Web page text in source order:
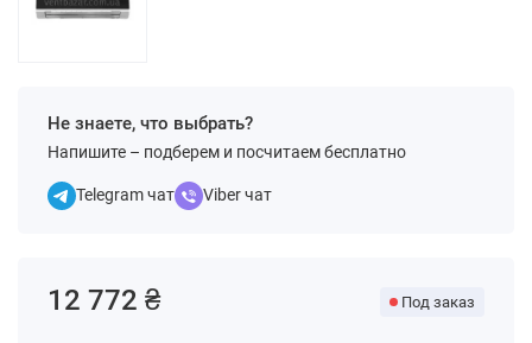
Не знаете, что выбрать?
Напишите – подберем и посчитаем бесплатно
Telegram чат Viber чат
12 772 ₴ Под заказ